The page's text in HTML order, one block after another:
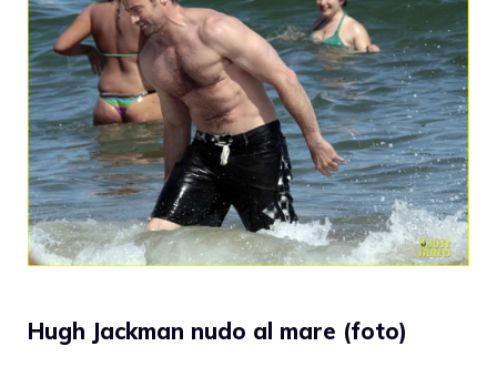
Hugh Jackman nudo al mare (foto)